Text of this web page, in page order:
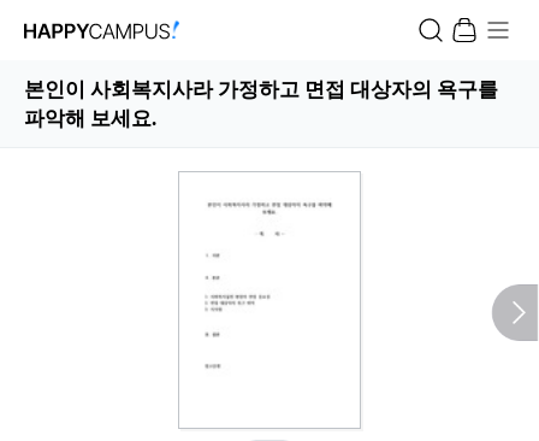
본인이 사회복지사라 가정하고 면접 대상자의 욕구를
파악해 보세요.